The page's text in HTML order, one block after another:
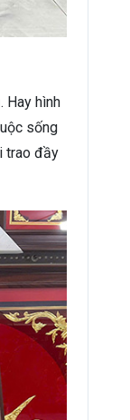
Hay hình
sống
trao đầy